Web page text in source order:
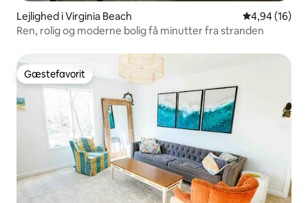
Lejlighed i Virginia Beach 4,94 ud af 5 i
4,94 (16)
Ren, rolig og moderne bolig få minutter fra stranden
Gæstefavorit
Gæstefavorit